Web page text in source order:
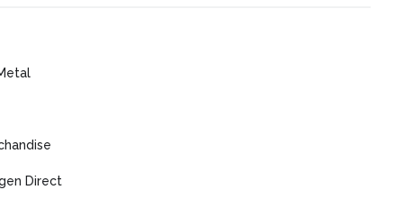
Direct